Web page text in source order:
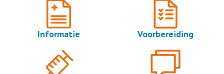
Informatie Voorbereiding